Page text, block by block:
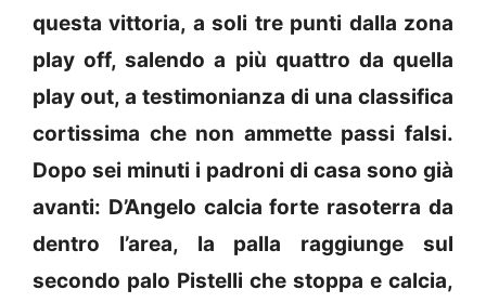
questa vittoria, a soli tre punti dalla zona
play off, salendo a più quattro da quella
play out, a testimonianza di una classifica
cortissima che non ammette passi falsi.
Dopo sei minuti i padroni di casa sono già
avanti: D’Angelo calcia forte rasoterra da
dentro l’area, la palla raggiunge sul
secondo palo Pistelli che stoppa e calcia,